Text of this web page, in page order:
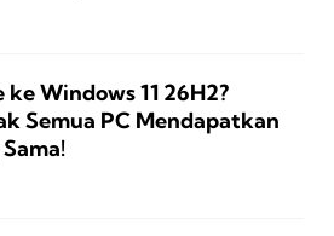
Windows 11 26H2?
Semua PC Mendapatkan